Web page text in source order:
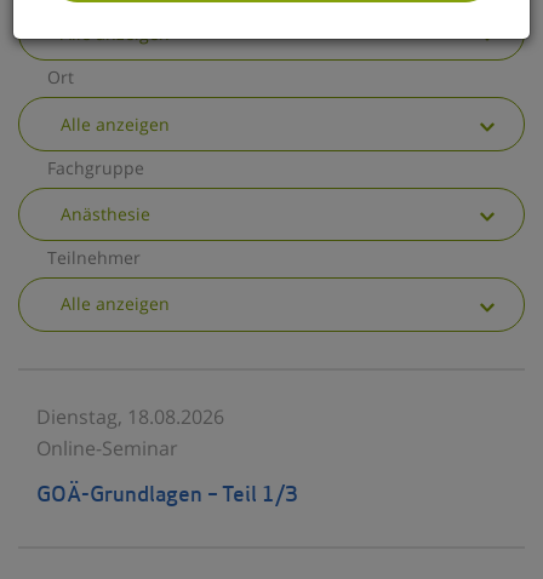
Alle anzeigen
Ort
Alle anzeigen
Fachgruppe
Anästhesie
Teilnehmer
Alle anzeigen
Dienstag, 18.08.2026
Online-Seminar
GOÄ-Grundlagen – Teil 1/3